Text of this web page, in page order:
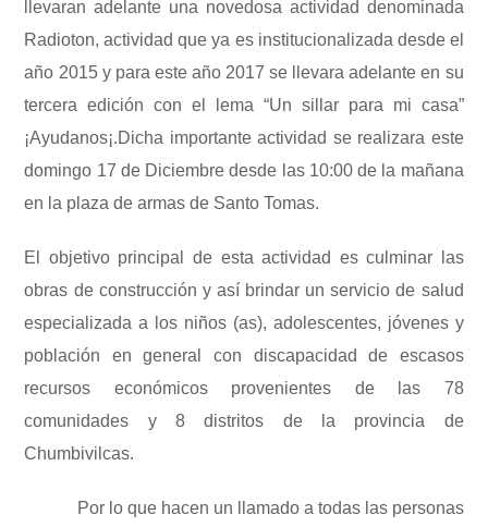
llevaran adelante una novedosa actividad denominada
Radioton, actividad que ya es institucionalizada desde el
año 2015 y para este año 2017 se llevara adelante en su
tercera edición con el lema “Un sillar para mi casa”
¡Ayudanos¡.Dicha importante actividad se realizara este
domingo 17 de Diciembre desde las 10:00 de la mañana
en la plaza de armas de Santo Tomas.
El objetivo principal de esta actividad es culminar las
obras de construcción y así brindar un servicio de salud
especializada a los niños (as), adolescentes, jóvenes y
población en general con discapacidad de escasos
recursos económicos provenientes de las 78
comunidades y 8 distritos de la provincia de
Chumbivilcas.
Por lo que hacen un llamado a todas las personas